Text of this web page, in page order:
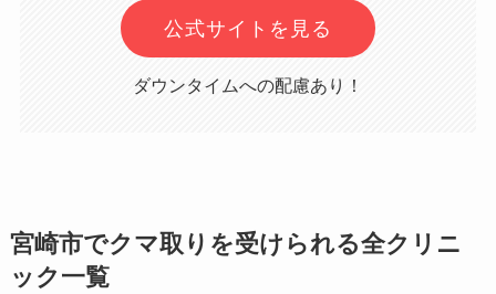
公式サイトを見る
ダウンタイムへの配慮あり！
宮崎市でクマ取りを受けられる全クリニ
ック一覧